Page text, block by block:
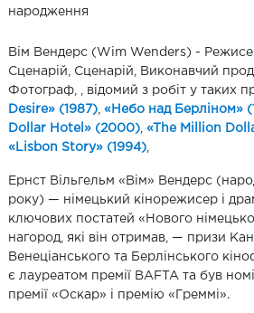
народження
Вім Вендерс (Wim Wenders) -
Сценарій, Сценарій, Виконавчий
Фотограф, , відомий з робіт у таких
Desire» (1987) «Небо над Берліном»
Dollar Hotel» (2000) «The Million
«Lisbon Story» (1994)
Ернст Вільгельм «Вім» Вендерс
року) — німецький кінорежисер і
ключових постатей «Нового
нагород, які він отримав, — призи
Венеціанського та Берлінського
є лауреатом премії BAFTA та був
премії «Оскар» і премію «Греммі».